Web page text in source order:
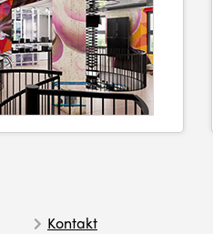
Kontakt